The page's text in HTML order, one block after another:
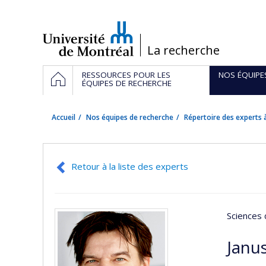
/La recherche
Navigation
principale
ACCUEILRESSOURCES POUR LES
ÉQUIPES DE RECHERCHE
NOS
Accueil Nos équipes de recherche Répertoire des experts
Retour à la liste des experts
Sciences